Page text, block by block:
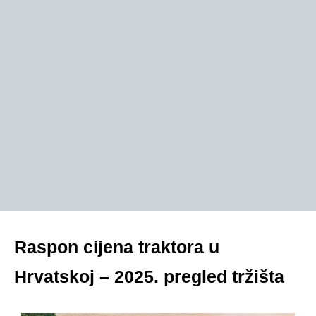
Raspon cijena traktora u
Hrvatskoj – 2025. pregled tržišta